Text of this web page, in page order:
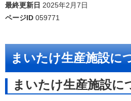
最終更新日 2025年2月7日
ページID 059771
まいたけ生産施設に
まいたけ生産施設に